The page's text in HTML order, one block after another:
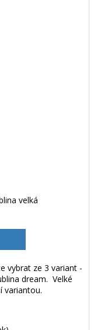
velká
vybrat ze 3 variant -
dream. Velké
variantou.